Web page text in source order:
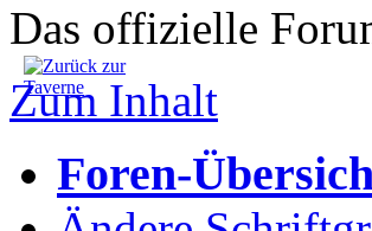
Das offizielle
Zum Inhalt
Foren-